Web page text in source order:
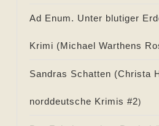
Ad Enum. Unter blutiger
Krimi (Michael Warthens
Sandras Schatten (Christa
norddeutsche Krimis #2)